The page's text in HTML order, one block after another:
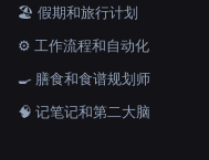
🏖 假期和旅行计划
⚙️ 工作流程和自动化
🍳 膳食和食谱规划师
🧠 记笔记和第二大脑